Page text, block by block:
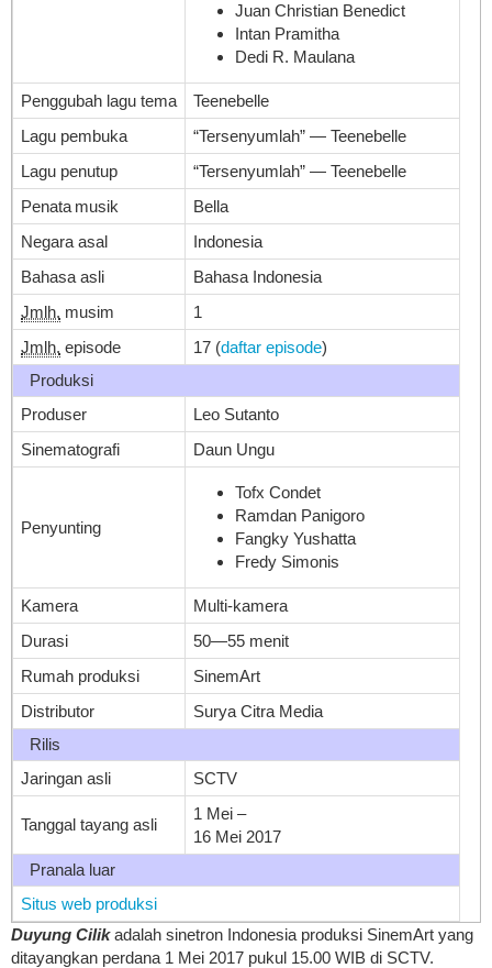
Juan Christian Benedict
Intan Pramitha
Dedi R. Maulana
Penggubah lagu tema
Teenebelle
Lagu pembuka
“Tersenyumlah” — Teenebelle
Lagu penutup
“Tersenyumlah” — Teenebelle
Penata musik
Bella
Negara asal
Indonesia
Bahasa asli
Bahasa Indonesia
Jmlh. musim
1
Jmlh. episode 17 (daftar episode)
Produksi
Produser
Leo Sutanto
Sinematografi
Daun Ungu
Penyunting
Tofx Condet
Ramdan Panigoro
Fangky Yushatta
Fredy Simonis
Kamera
Multi-kamera
Durasi
50—55 menit
Rumah produksi
SinemArt
Distributor
Surya Citra Media
Rilis
Jaringan asli
SCTV
Tanggal tayang asli
1 Mei –
16 Mei 2017
Pranala luar
Situs web produksi
Duyung Cilikadalah sinetron Indonesia produksi SinemArt yang
ditayangkan perdana 1 Mei 2017 pukul 15.00 WIB di SCTV.